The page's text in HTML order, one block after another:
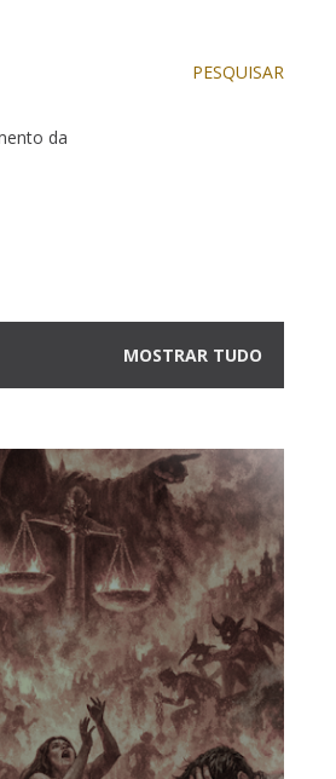
PESQUISAR
da
MOSTRAR TUDO